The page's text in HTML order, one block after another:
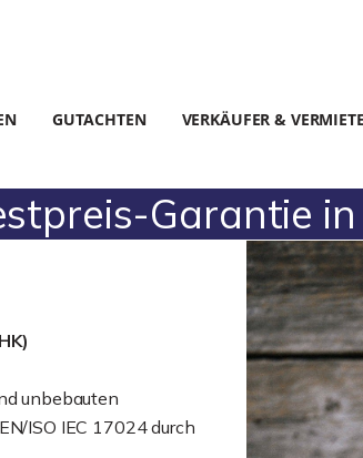
GUTACHTEN VERKÄUFER &
Garantie
unbebauten
ISO IEC 17024 durch